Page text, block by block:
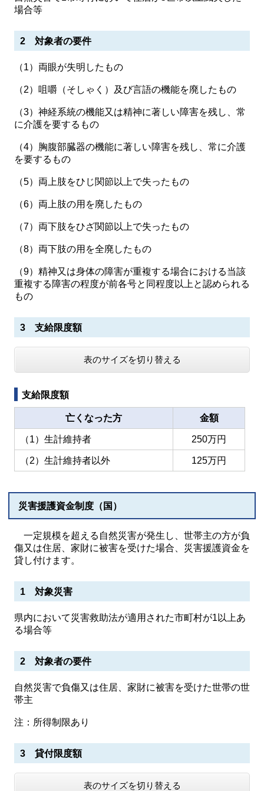
場合等
2 対象者の要件
（1）両眼が失明したもの
（2）咀嚼（そしゃく）及び言語の機能を廃したもの
（3）神経系統の機能又は精神に著しい障害を残し、常
に介護を要するもの
（4）胸腹部臓器の機能に著しい障害を残し、常に介護
を要するもの
（5）両上肢をひじ関節以上で失ったもの
（6）両上肢の用を廃したもの
（7）両下肢をひざ関節以上で失ったもの
（8）両下肢の用を全廃したもの
（9）精神又は身体の障害が重複する場合における当該
重複する障害の程度が前各号と同程度以上と認められる
もの
3 支給限度額
表のサイズを切り替える
支給限度額
亡くなった方 金額
（1）生計維持者 250万円
（2）生計維持者以外 125万円
災害援護資金制度（国）
一定規模を超える自然災害が発生し、世帯主の方が負
傷又は住居、家財に被害を受けた場合、災害援護資金を
貸し付けます。
1 対象災害
県内において災害救助法が適用された市町村が1以上あ
る場合等
2 対象者の要件
自然災害で負傷又は住居、家財に被害を受けた世帯の世
帯主
注：所得制限あり
3 貸付限度額
表のサイズを切り替える